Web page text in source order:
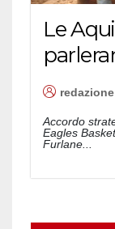
Le
redazione
Accordo
Eagles
Furlane...